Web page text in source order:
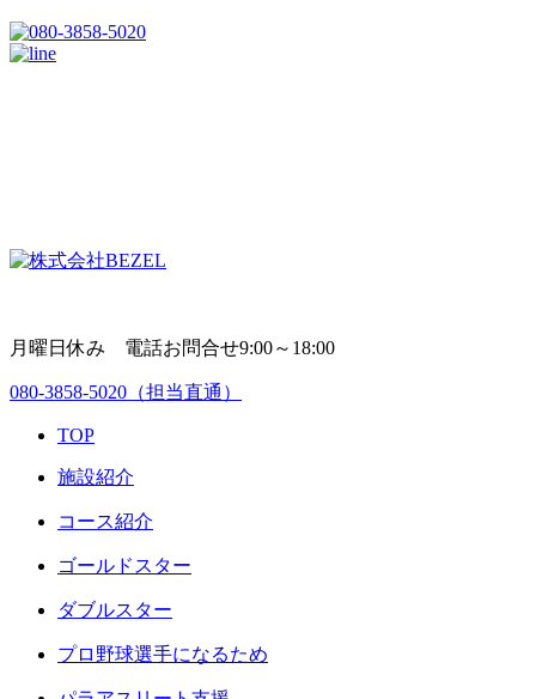
月曜日休み 電話お問合せ9:00～18:00
080-3858-5020 （担当直通）
TOP
施設紹介
コース紹介
ゴールドスター
ダブルスター
プロ野球選手になるため